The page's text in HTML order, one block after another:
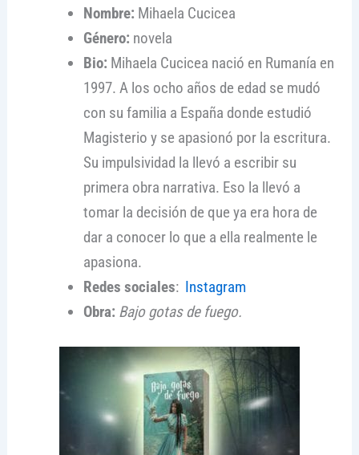
Nombre: Mihaela Cucicea
Género: novela
Bio: Mihaela Cucicea nació en Rumanía en
1997. A los ocho años de edad se mudó
con su familia a España donde estudió
Magisterio y se apasionó por la escritura.
Su impulsividad la llevó a escribir su
primera obra narrativa. Eso la llevó a
tomar la decisión de que ya era hora de
dar a conocer lo que a ella realmente le
apasiona.
Redes sociales: Instagram
Obra: Bajo gotas de fuego.